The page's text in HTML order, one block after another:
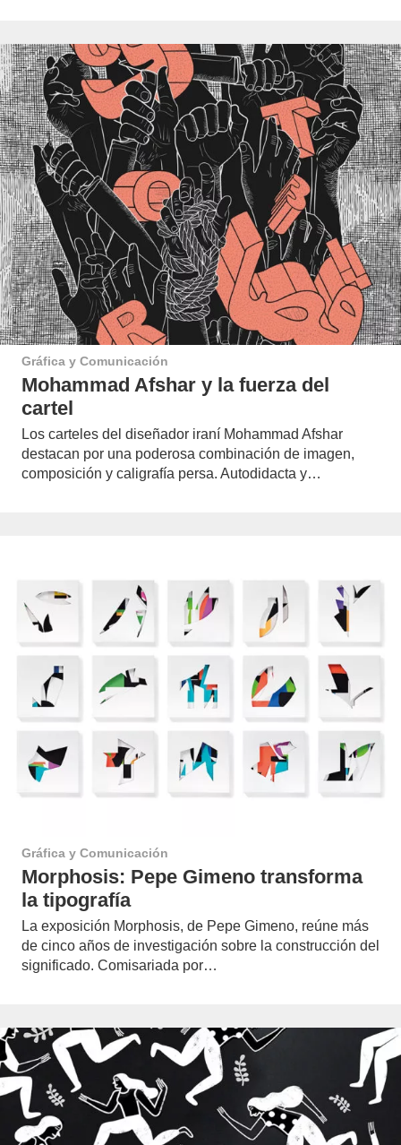
Gráfica y Comunicación
Mohammad Afshar y la fuerza del
cartel
Los carteles del diseñador iraní Mohammad Afshar
destacan por una poderosa combinación de imagen,
composición y caligrafía persa. Autodidacta y…
Gráfica y Comunicación
Morphosis: Pepe Gimeno transforma
la tipografía
La exposición Morphosis, de Pepe Gimeno, reúne más
de cinco años de investigación sobre la construcción del
significado. Comisariada por…